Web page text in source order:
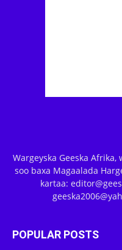
Wargeyska Geeska
soo baxa Magaalada
kartaa:
POPULAR POSTS